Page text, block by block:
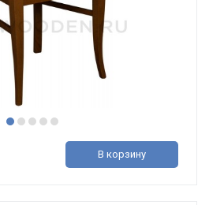
В корзину